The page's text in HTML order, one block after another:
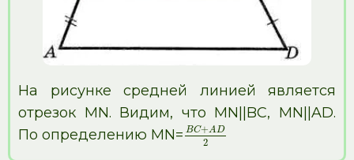
На рисунке средней линией является
отрезок MN. Видим, что MN||BC, MN||AD.
По определению MN= BC+AD
2